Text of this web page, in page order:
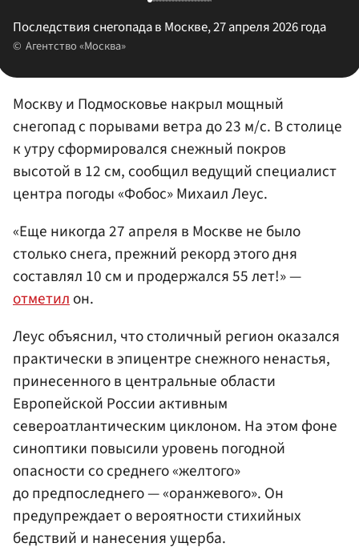
Последствия снегопада в Москве, 27 апреля 2026 года
Агентство «Москва»
Москву и Подмосковье накрыл мощный
снегопад с порывами ветра до 23 м/с. В столице
к утру сформировался снежный покров
высотой в 12 см, сообщил ведущий специалист
центра погоды «Фобос» Михаил Леус.
«Еще никогда 27 апреля в Москве не было
столько снега, прежний рекорд этого дня
составлял 10 см и продержался 55 лет!» —
отметилон.
Леус объяснил, что столичный регион оказался
практически в эпицентре снежного ненастья,
принесенного в центральные области
Европейской России активным
североатлантическим циклоном. На этом фоне
синоптики повысили уровень погодной
опасности со среднего «желтого»
до предпоследнего — «оранжевого». Он
предупреждает о вероятности стихийных
бедствий и нанесения ущерба.